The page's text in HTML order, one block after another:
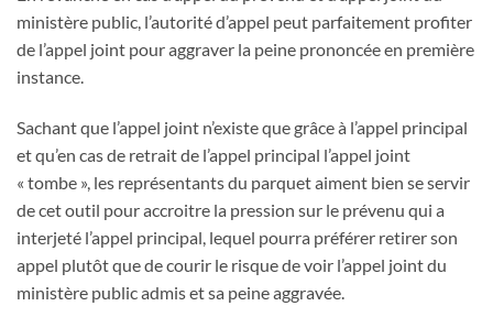
ministère public, l’autorité d’appel peut parfaitement profiter
de l’appel joint pour aggraver la peine prononcée en première
instance.
Sachant que l’appel joint n’existe que grâce à l’appel principal
et qu’en cas de retrait de l’appel principal l’appel joint
« tombe », les représentants du parquet aiment bien se servir
de cet outil pour accroitre la pression sur le prévenu qui a
interjeté l’appel principal, lequel pourra préférer retirer son
appel plutôt que de courir le risque de voir l’appel joint du
ministère public admis et sa peine aggravée.